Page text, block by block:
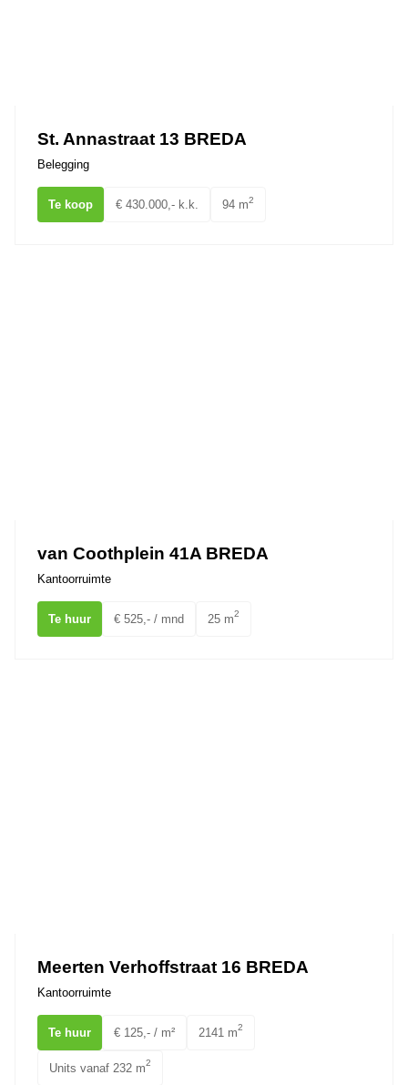
St. Annastraat 13 BREDA
Belegging
Te koop € 430.000,- k.k. 94 m2
van Coothplein 41A BREDA
Kantoorruimte
Te huur € 525,- / mnd 25 m2
Meerten Verhoffstraat 16 BREDA
Kantoorruimte
Te huur € 125,- / m² 2141 m2
Units vanaf 232 m2